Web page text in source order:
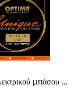
Χορδές ηλεκτρικού μπάσου Χορδές Unique Studio Gold